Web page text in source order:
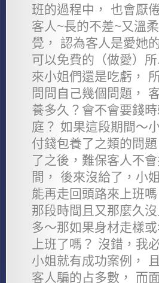
班的過程中， 也會厭
客人~長的不差~又溫
覺， 認為客人是愛她
可以免費的（做愛）
來小姐們還是吃虧，
問問自己幾個問題，
養多久？會不會要錢
庭？ 如果這段期間～
付錢包養了之類的問
了之後，難保客人不
間， 後來沒給了，小
能再走回頭路來上班
那段時間且又那麼久
多～那如果身材走樣
上班了嗎？ 沒錯，我
小姐就有成功案例，
客人騙的占多數， 而